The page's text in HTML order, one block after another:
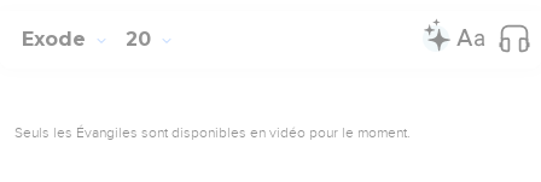
Exode 20
Seuls les Évangiles sont disponibles en vidéo pour le moment.